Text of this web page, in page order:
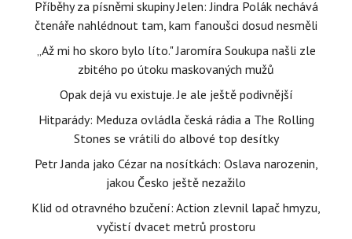
Příběhy za písněmi skupiny Jelen: Jindra Polák nechává
čtenáře nahlédnout tam, kam fanoušci dosud nesměli
„Až mi ho skoro bylo líto." Jaromíra Soukupa našli zle
zbitého po útoku maskovaných mužů
Opak dejá vu existuje. Je ale ještě podivnější
Hitparády: Meduza ovládla česká rádia a The Rolling
Stones se vrátili do albové top desítky
Petr Janda jako Cézar na nosítkách: Oslava narozenin,
jakou Česko ještě nezažilo
Klid od otravného bzučení: Action zlevnil lapač hmyzu,
vyčistí dvacet metrů prostoru